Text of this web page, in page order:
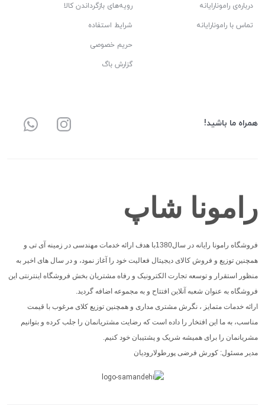
درباره‌ی رامونارایانه
تماس با رامونارایانه
رویه‌های بازگرداندن کالا
شرایط استفاده
حریم خصوصی
گزارش باگ
همراه ما باشید!
رامونا شاپ
فروشگاه رامونا رایانه در سال1380با هدف ارائه خدمات مهندسی در زمینه آی تی و
همچنین توزیع و فروش کالای دیجیتال فعالیت خود را آغاز نمود، و در سال های اخیر به
منظور استقرار و توسعه تجارت الکترونیک و رفاه مشتریان بخش فروشگاه اینترنتی این
فروشگاه به عنوان شعبه آنلاین افتتاح و به مجموعه اضافه گردید.
ارائه خدمات متمایز ، نگرش مشتری مداری و همچنین توزیع کلای مرغوب با قیمت
مناسب، به ما این افتخار را داده است که رضایت مشتریانمان را جلب کرده و بتوانیم
مشریانمان را برای همیشه شریک و پشتیبان خود کنیم.
مدیر مسئول: کورش فرضی پورطولارودیان